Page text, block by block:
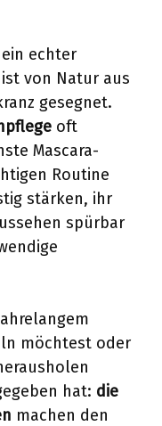
echter
von Natur aus
gesegnet.
oft
Mascara-
Routine
stärken, ihr
spürbar
möchtest oder
hat: die
machen den